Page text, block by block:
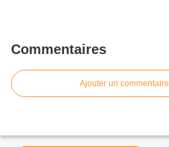
Commentaires
Ajouter un commentaire